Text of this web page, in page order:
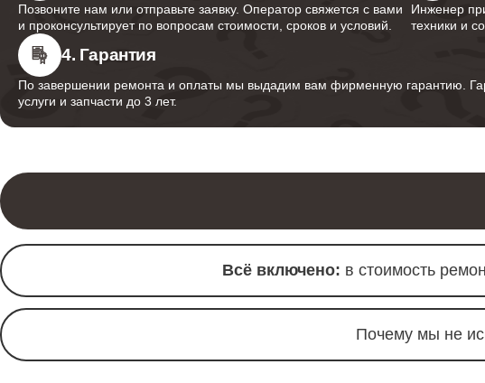
Позвоните нам или отправьте заявку. Оператор свяжется с вами
и проконсультирует по вопросам стоимости, сроков и условий.
Инженер
техники и
4. Гарантия
По завершении ремонта и оплаты мы выдадим вам фирменную гарантию.
услуги и запчасти до 3 лет.
Всё включено: в стоимость
Почему мы не